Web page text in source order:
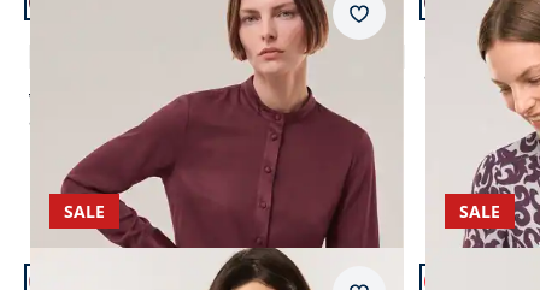
ab € 179,99
ab (-11%)
MerkzettelBluse mit
ab
€ 119,99
Artikel 5 von 6.
SALE
Artikel 6 von
SALE